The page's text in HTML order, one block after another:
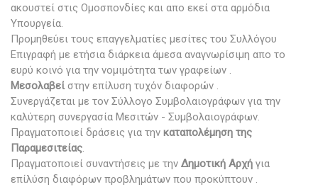
ακουστεί στις Ομοσπονδίες και απο εκεί στα αρμόδια
Υπουργεία.
Προμηθεύει τους επαγγελματίες μεσίτες του Συλλόγου
Επιγραφή με ετήσια διάρκεια άμεσα αναγνωρίσιμη απο το
ευρύ κοινό για την νομιμότητα των γραφείων .
Μεσολαβεί στην επίλυση τυχόν διαφορών .
Συνεργάζεται με τον Σύλλογο Συμβολαιογράφων για την
καλύτερη συνεργασία Μεσιτών - Συμβολαιογράφων.
Πραγματοποιεί δράσεις για την καταπολέμηση της
Παραμεσιτείας.
Πραγματοποιεί συναντήσεις με την Δημοτική Αρχή για
επίλύση διαφόρων προβλημάτων που προκύπτουν .